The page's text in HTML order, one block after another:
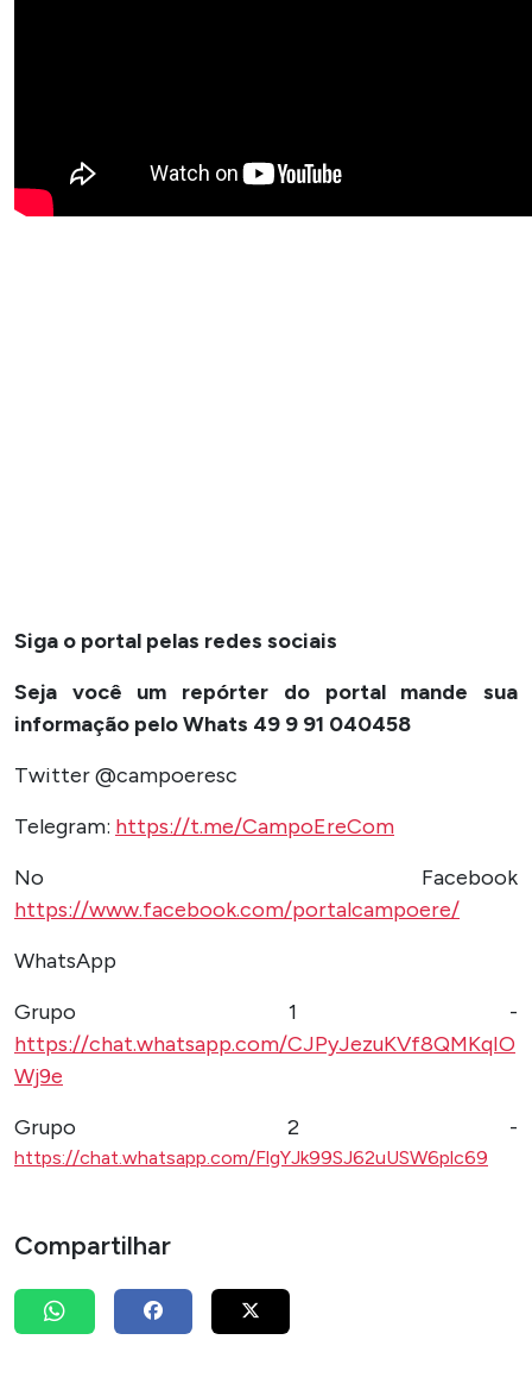
Siga o portal pelas redes sociais
Seja você um repórter do portal mande sua
informação pelo Whats 49 9 91 040458
Twitter @campoeresc
Telegram: https://t.me/CampoEreCom
No Facebook
https://www.facebook.com/portalcampoere/
WhatsApp
Grupo 1 -
https://chat.whatsapp.com/CJPyJezuKVf8QMKqIO
Wj9e
Grupo 2 -
https://chat.whatsapp.com/FlgYJk99SJ62uUSW6plc69
Compartilhar